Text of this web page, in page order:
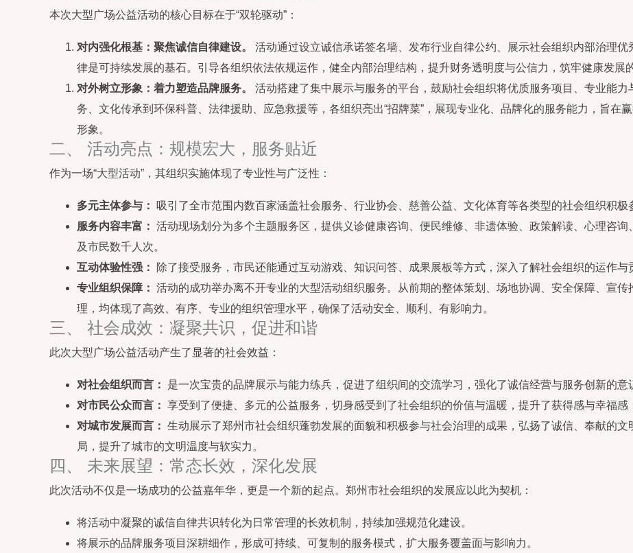
本次大型广场公益活动的核心目标在于“双轮驱动”：
对内强化根基：聚焦诚信自律建设。
活动通过设立诚信承诺签名墙、发布行业自律公约、展示社会组织内部治理
律是可持续发展的基石。引导各组织依法依规运作，健全内部治理结构，提升财务透明度与公信力，筑牢健康发展
对外树立形象：着力塑造品牌服务。
活动搭建了集中展示与服务的平台，鼓励社会组织将优质服务项目、专业能
务、文化传承到环保科普、法律援助、应急救援等，各组织亮出“招牌菜”，展现专业化、品牌化的服务能力，旨在
形象。
二、 活动亮点：规模宏大，服务贴近
作为一场“大型活动”，其组织实施体现了专业性与广泛性：
多元主体参与：
吸引了全市范围内数百家涵盖社会服务、行业协会、慈善公益、文化体育等各类型的社会组织积极
服务内容丰富： 活动现场划分为多个主题服务区，提供义诊健康咨询、便民维修、非遗体验、政策解读、心理咨
及市民数千人次。
互动体验性强：
除了接受服务，市民还能通过互动游戏、知识问答、成果展板等方式，深入了解社会组织的运作与
专业组织保障： 活动的成功举办离不开专业的大型活动组织服务。从前期的整体策划、场地协调、安全保障、宣
理，均体现了高效、有序、专业的组织管理水平，确保了活动安全、顺利、有影响力。
三、 社会成效：凝聚共识，促进和谐
此次大型广场公益活动产生了显著的社会效益：
对社会组织而言：
是一次宝贵的品牌展示与能力练兵，促进了组织间的交流学习，强化了诚信经营与服务创新的意
对市民公众而言： 享受到了便捷、多元的公益服务，切身感受到了社会组织的价值与温暖，提升了获得感与幸福感
对城市发展而言： 生动展示了郑州市社会组织蓬勃发展的面貌和积极参与社会治理的成果，弘扬了诚信、奉献的
局，提升了城市的文明温度与软实力。
四、 未来展望：常态长效，深化发展
此次活动不仅是一场成功的公益嘉年华，更是一个新的起点。郑州市社会组织的发展应以此为契机：
将活动中凝聚的诚信自律共识转化为日常管理的长效机制，持续加强规范化建设。
将展示的品牌服务项目深耕细作，形成可持续、可复制的服务模式，扩大服务覆盖面与影响力。